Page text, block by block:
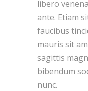
libero
ante. Etiam
faucibus
mauris sit
sagittis
bibendum
nunc.